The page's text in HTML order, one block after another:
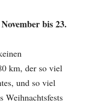
bis 23.
km, der so viel
und so viel
Weihnachtsfests